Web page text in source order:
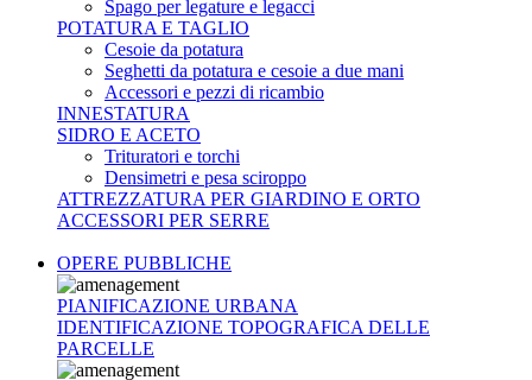
Spago per legature e legacci
POTATURA E TAGLIO
Cesoie da potatura
Seghetti da potatura e cesoie a due mani
Accessori e pezzi di ricambio
INNESTATURA
SIDRO E ACETO
Trituratori e torchi
Densimetri e pesa sciroppo
ATTREZZATURA PER GIARDINO E ORTO
ACCESSORI PER SERRE
OPERE PUBBLICHE
PIANIFICAZIONE URBANA
IDENTIFICAZIONE TOPOGRAFICA DELLE
PARCELLE